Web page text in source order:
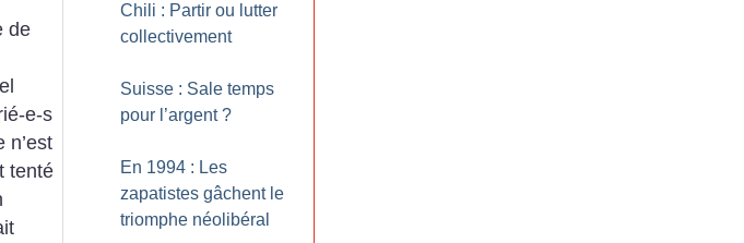
de
e-s
n’est
tenté
Chili : Partir ou lutter
collectivement
Suisse : Sale temps
pour l’argent ?
En 1994 : Les
zapatistes gâchent le
triomphe néolibéral